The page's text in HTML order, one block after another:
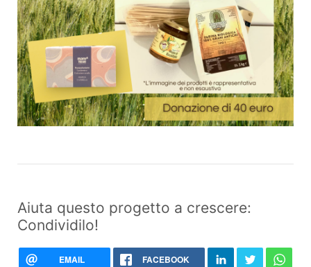
Aiuta questo progetto a crescere:
Condividilo!
EMAIL FACEBOOK